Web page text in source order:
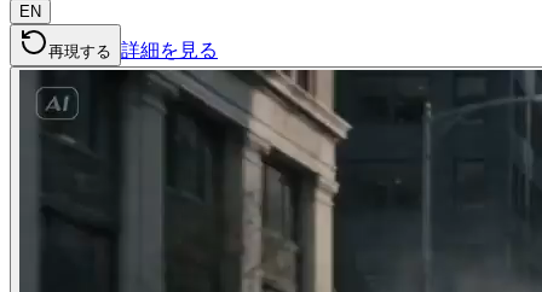
EN
再現する 詳細を見る